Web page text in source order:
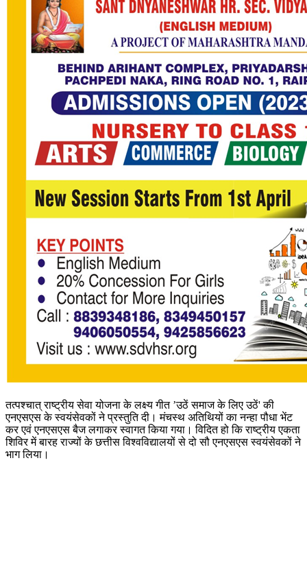
तत्पश्चात् राष्ट्रीय सेवा योजना के लक्ष्य गीत ’उठें समाज के लिए उठें' की
एनएसएस के स्वयंसेवकों ने प्रस्तुति दी। मंचस्थ अतिथियों का नन्हा पौधा भेंट
कर एवं एनएसएस बैज लगाकर स्वागत किया गया। विदित हो कि राष्ट्रीय एकता
शिविर में बारह राज्यों के छत्तीस विश्वविद्यालयों से दो सौ एनएसएस स्वयंसेवकों ने
भाग लिया।